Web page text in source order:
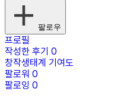
팔로우
프로필
작성한 후기 0
창작생태계 기여도
팔로워 0
팔로잉 0